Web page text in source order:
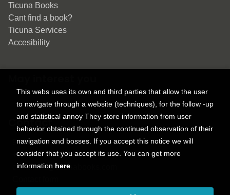
Ticuna Books
Cant find a book?
Ticuna Services
Accesibility
Contact
9150 Tahoma St.
+1 614-707-9934
contactus@ticunabooks.com
This webs uses its own and third parties that allow the user
to navigate through a website (techniques), for the follow -up
and statistical annoy They store information from user
behavior obtained through the continued observation of their
navigation and bosses. If you accept this notice we will
consider that you accept its use. You can get more
information here